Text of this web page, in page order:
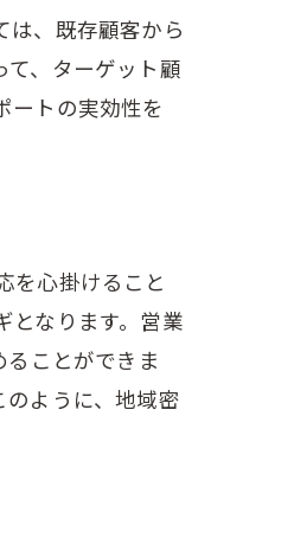
は、既存顧客から
て、ターゲット顧
ートの実効性を
を心掛けること
となります。営業
ことができま
ように、地域密